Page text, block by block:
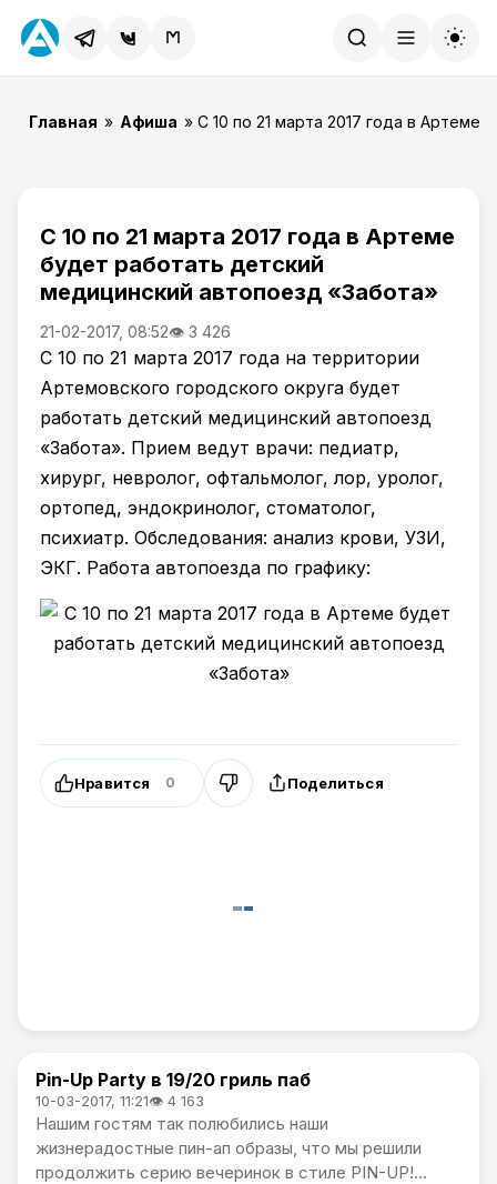
Главная » Афиша » С 10 по 21 марта 2017 года в Артеме
С 10 по 21 марта 2017 года в Артеме
будет работать детский
медицинский автопоезд «Забота»
21-02-2017, 08:52👁 3 426
С 10 по 21 марта 2017 года на территории
Артемовского городского округа будет
работать детский медицинский автопоезд
«Забота». Прием ведут врачи: педиатр,
хирург, невролог, офтальмолог, лор, уролог,
ортопед, эндокринолог, стоматолог,
психиатр. Обследования: анализ крови, УЗИ,
ЭКГ. Работа автопоезда по графику:
Нравится 0 Поделиться
Афиша
Pin-Up Party в 19/20 гриль паб
10-03-2017, 11:21👁 4 163
Нашим гостям так полюбились наши
жизнерадостные пин-ап образы, что мы решили
продолжить серию вечеринок в стиле PIN-UP!...